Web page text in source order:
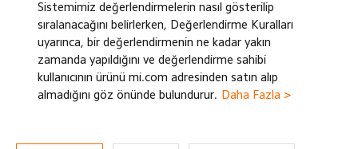
Sistemimiz değerlendirmelerin nasıl gösterilip
sıralanacağını belirlerken, Değerlendirme Kuralları
uyarınca, bir değerlendirmenin ne kadar yakın
zamanda yapıldığını ve değerlendirme sahibi
kullanıcının ürünü mi.com adresinden satın alıp
almadığını göz önünde bulundurur. Daha Fazla >